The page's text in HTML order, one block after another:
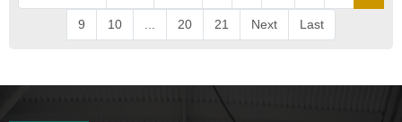
9 10 20 21 Next Last